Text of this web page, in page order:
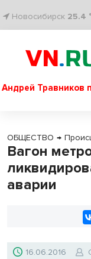
Новосибирск 25.4
Андрей Травников
ОБЩЕСТВО →
Вагон
аварии
16.06.2016